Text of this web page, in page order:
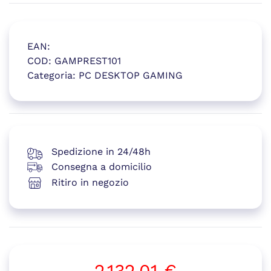
EAN:
COD: GAMPREST101
Categoria: PC DESKTOP GAMING
(si apre in una nuova
Spedizione in 24/48h
Consegna a domicilio
Ritiro in negozio